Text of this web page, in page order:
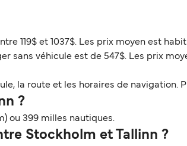
119$ et 1037$. Les prix moyen est
sans véhicule est de 547$. Les prix
la route et les horaires de navigation.
?
ou 399 milles nautiques.
Stockholm et Tallinn ?